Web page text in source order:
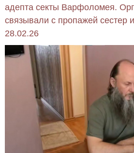
адепта секты Варфоломея.
связывали с пропажей сестер
28.02.26